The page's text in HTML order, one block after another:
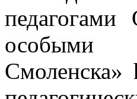
особыми